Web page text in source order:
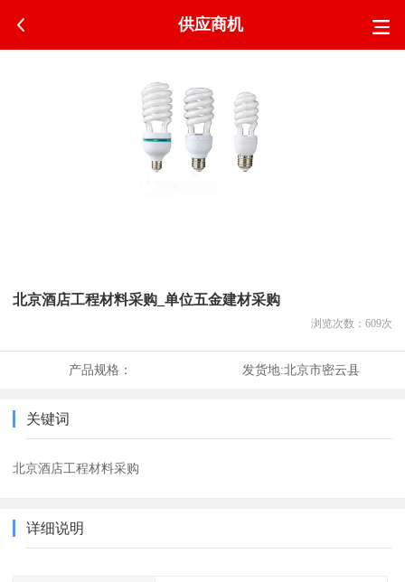
供应商机
北京酒店工程材料采购_单位五金建材采购
浏览次数： 609次
产品规格： 发货地:北京市密云县
关键词
北京酒店工程材料采购
详细说明